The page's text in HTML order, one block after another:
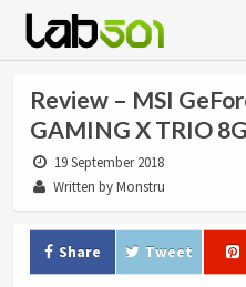
Review – MSI
GAMING X TRIO
19 September 2018
Written by Monstru
Share Tweet